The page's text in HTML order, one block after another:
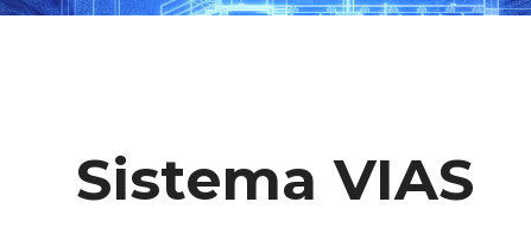
Sistema VIAS